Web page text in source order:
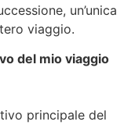
un’unica
viaggio.
del mio viaggio
principale del